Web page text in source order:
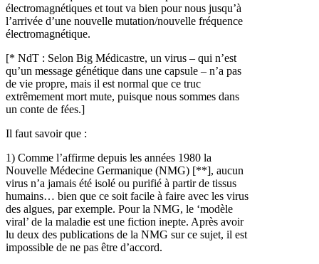
électromagnétiques et tout va bien pour nous jusqu’à
l’arrivée d’une nouvelle mutation/nouvelle fréquence
électromagnétique.
[* NdT : Selon Big Médicastre, un virus – qui n’est
qu’un message génétique dans une capsule – n’a pas
de vie propre, mais il est normal que ce truc
extrêmement mort mute, puisque nous sommes dans
un conte de fées.]
Il faut savoir que :
1) Comme l’affirme depuis les années 1980 la
Nouvelle Médecine Germanique (NMG) [**], aucun
virus n’a jamais été isolé ou purifié à partir de tissus
humains… bien que ce soit facile à faire avec les virus
des algues, par exemple. Pour la NMG, le ‘modèle
viral’ de la maladie est une fiction inepte. Après avoir
lu deux des publications de la NMG sur ce sujet, il est
impossible de ne pas être d’accord.